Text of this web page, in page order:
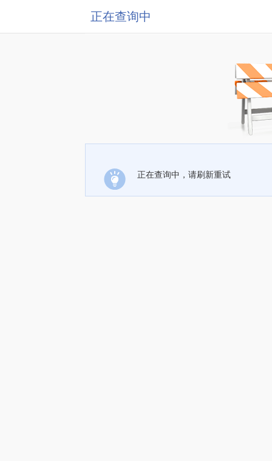
正在查询中
正在查询中，请刷新重试